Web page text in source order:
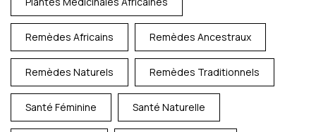
Remèdes Africains Remèdes Ancestraux
Remèdes Naturels Remèdes Traditionnels
Santé Féminine Santé Naturelle